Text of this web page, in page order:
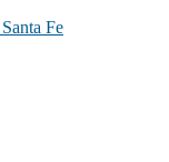
Fe